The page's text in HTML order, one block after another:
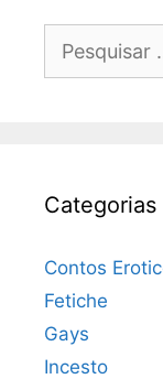
por:
Categorias
Contos
Fetiche
Gays
Incesto